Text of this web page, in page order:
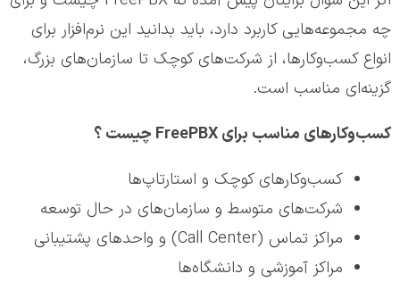
چه مجموعه‌هایی کاربرد دارد، باید بدانید این نرم‌افزار برای
انواع کسب‌وکارها، از شرکت‌های کوچک تا سازمان‌های بزرگ،
گزینه‌ای مناسب است.
کسب‌وکارهای مناسب برای FreePBX چیست ؟
کسب‌وکارهای کوچک و استارتاپ‌ها
شرکت‌های متوسط و سازمان‌های در حال توسعه
مراکز تماس (Call Center) و واحدهای پشتیبانی
مراکز آموزشی و دانشگاه‌ها